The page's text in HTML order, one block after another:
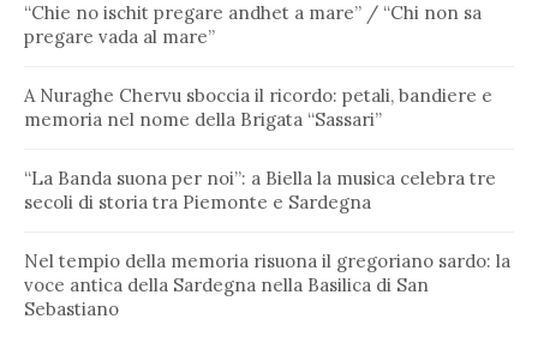
“Chie no ischit pregare andhet a mare” / “Chi non sa
pregare vada al mare”
A Nuraghe Chervu sboccia il ricordo: petali, bandiere e
memoria nel nome della Brigata “Sassari”
“La Banda suona per noi”: a Biella la musica celebra tre
secoli di storia tra Piemonte e Sardegna
Nel tempio della memoria risuona il gregoriano sardo: la
voce antica della Sardegna nella Basilica di San
Sebastiano